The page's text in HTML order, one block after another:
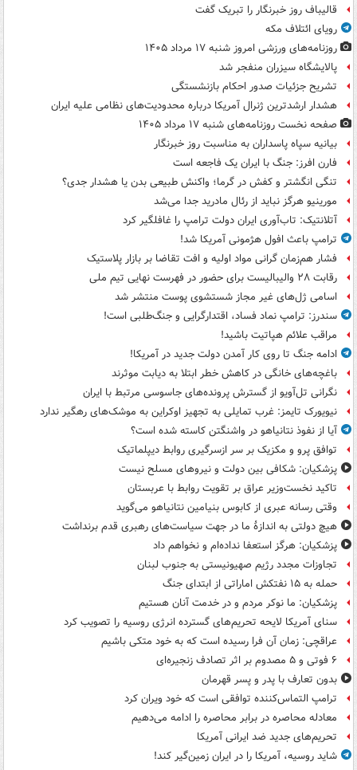
قالیباف روز خبرنگار را تبریک گفت
رویای ائتلاف مکه
روزنامه‌های ورزشی امروز ‌شنبه ۱۷ مرداد ۱۴۰۵
پالایشگاه سیزران منفجر شد
تشریح جزئیات صدور احکام بازنشستگی
هشدار ارشدترین ژنرال آمریکا درباره محدودیت‌های نظامی علیه ایران
صفحه نخست روزنامه‌های شنبه ۱۷ مرداد ۱۴۰۵
بیانیه سپاه پاسداران به مناسبت روز خبرنگار
فارن افرز: جنگ با ایران یک فاجعه است
تنگی انگشتر و کفش در گرما؛ واکنش طبیعی بدن یا هشدار جدی؟
مورینیو هرگز نباید از رئال مادرید جدا می‌شد
آتلانتیک: تاب‌آوری ایران دولت ترامپ را غافلگیر کرد
ترامپ باعث افول هژمونی آمریکا شد!
فشار هم‌زمان گرانی مواد اولیه و افت تقاضا بر بازار پلاستیک
رقابت ۲۸ والیبالیست برای حضور در فهرست نهایی تیم ملی
اسامی ژل‌های غیر مجاز شستشوی پوست منتشر شد
سندرز: ترامپ نماد فساد، اقتدارگرایی و جنگ‌طلبی است!
مراقب علائم هپاتیت باشید!
ادامه جنگ تا روی کار آمدن دولت جدید در آمریکا!
باغچه‌های خانگی در کاهش خطر ابتلا به دیابت موثرند
نگرانی تل‌آویو از گسترش پرونده‌های جاسوسی مرتبط با ایران
نیویورک تایمز: غرب تمایلی به تجهیز اوکراین به موشک‌های رهگیر ندارد
آیا از نفوذ نتانیاهو در واشنگتن کاسته شده است؟
توافق پرو و مکزیک بر سر ازسرگیری روابط دیپلماتیک
پزشکیان: شکافی بین دولت و نیروهای مسلح نیست
تاکید نخست‌وزیر عراق بر تقویت روابط با عربستان
وقتی رسانه عبری از کابوس بنیامین نتانیاهو می‌گوید
هیچ دولتی به اندازۀ ما در جهت سیاست‌های رهبری قدم برنداشت
پزشکیان: هرگز استعفا نداده‌ام و نخواهم داد
تجاوزات مجدد رژیم صهیونیستی به جنوب لبنان
حمله به ۱۵ نفتکش‌ اماراتی از ابتدای جنگ
پزشکیان: ما نوکر مردم و در خدمت آنان هستیم
سنای آمریکا لایحه تحریم‌های گسترده انرژی روسیه را تصویب کرد
عراقچی: زمان آن فرا رسیده است که به خود متکی باشیم
۶ فوتی و ۵ مصدوم بر اثر تصادف زنجیره‌ای
بدون تعارف با پدر و پسر قهرمان
ترامپ التماس‌کننده توافقی است که خود ویران کرد
معادله محاصره در برابر محاصره را ادامه می‌دهیم
تحریم‌های جدید ضد ایرانی آمریکا
شاید روسیه، آمریکا را در ایران زمین‌گیر کند!